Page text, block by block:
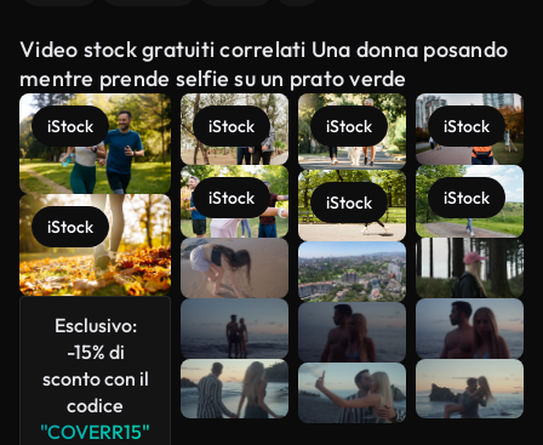
Video stock gratuiti correlati Una donna posando
mentre prende selfie su un prato verde
iStock
iStock
Esclusivo:
-15% di
sconto con il
codice
"COVERR15"
iStock
iStock
iStock
iStock
iStock
iStock
Scopri di
più